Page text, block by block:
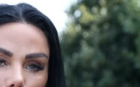
OBAVIJESTI